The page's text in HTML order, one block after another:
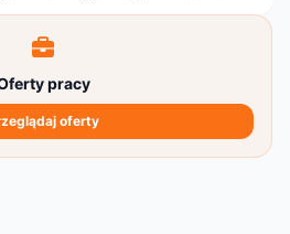
pracy
oferty